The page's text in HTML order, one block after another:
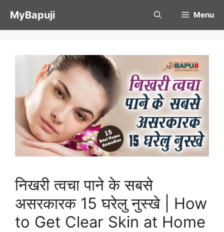
MyBapuji Menu
निखरी त्वचा पाने के सबसे
असरकारक 15 घरेलु नुस्खे | How
to Get Clear Skin at Home